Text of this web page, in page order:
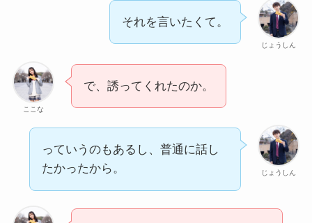
じょうしん
それを言いたくて。
ここな
で、誘ってくれたのか。
じょうしん
っていうのもあるし、普通に話し
たかったから。